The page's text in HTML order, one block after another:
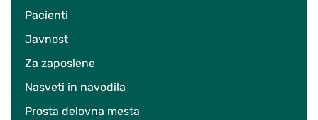
Pacienti
Javnost
Za zaposlene
Nasveti in navodila
Prosta delovna mesta